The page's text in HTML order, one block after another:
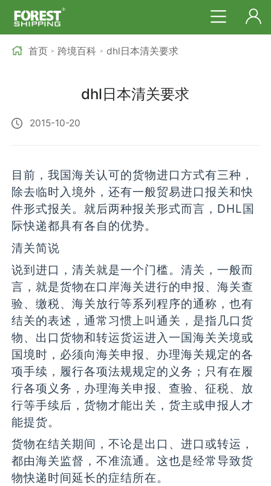
首页 > 跨境百科 > dhl日本清关要求
dhl日本清关要求
2015-10-20
目前，我国海关认可的货物进口方式有三种，
除去临时入境外，还有一般贸易进口报关和快
件形式报关。就后两种报关形式而言，DHL国
际快递都具有各自的优势。
清关简说
说到进口，清关就是一个门槛。清关，一般而
言，就是货物在口岸海关进行的申报、海关查
验、缴税、海关放行等系列程序的通称，也有
结关的表述，通常习惯上叫通关，是指几口货
物、出口货物和转运货运进入一国海关关境或
国境时，必须向海关申报、办理海关规定的各
项手续，履行各项法规规定的义务；只有在履
行各项义务，办理海关申报、查验、征税、放
行等手续后，货物才能出关，货主或申报人才
能提货。
货物在结关期间，不论是出口、进口或转运，
都由海关监督，不准流通。这也是经常导致货
物快递时间延长的症结所在。